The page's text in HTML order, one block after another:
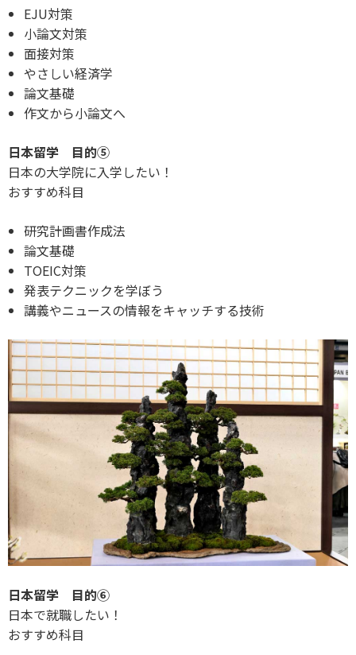
EJU対策
小論文対策
面接対策
やさしい経済学
論文基礎
作文から小論文へ
日本留学 目的⑤
日本の大学院に入学したい！
おすすめ科目
研究計画書作成法
論文基礎
TOEIC対策
発表テクニックを学ぼう
講義やニュースの情報をキャッチする技術
日本留学 目的⑥
日本で就職したい！
おすすめ科目